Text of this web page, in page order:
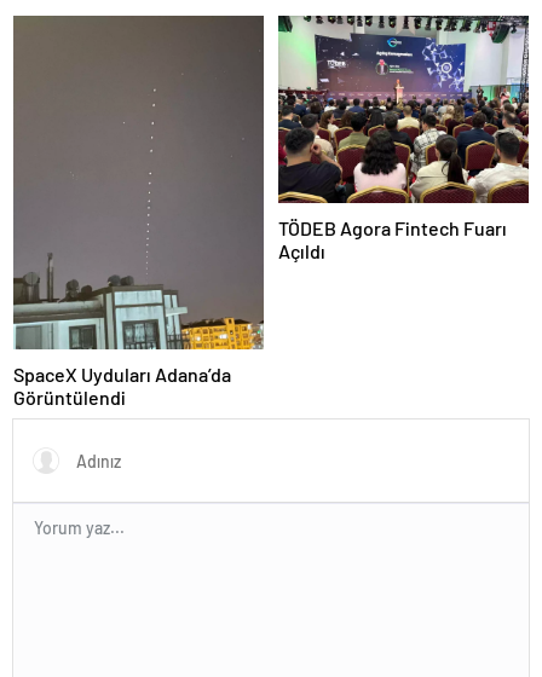
SpaceX Uyduları Adana’da
Görüntülendi
TÖDEB Agora Fintech Fuarı
Açıldı